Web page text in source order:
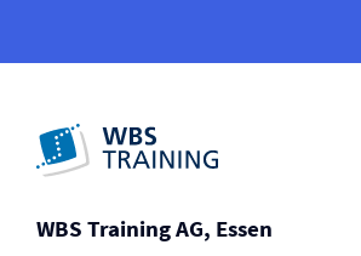
WBS Training AG, Essen